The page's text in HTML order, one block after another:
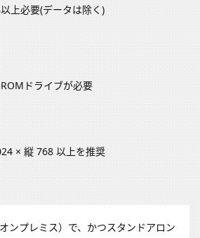
以上必要(データは除く)
ROMドライブが必要
× 縦 768 以上を推奨
ンプレミス）で、かつスタンドアロン